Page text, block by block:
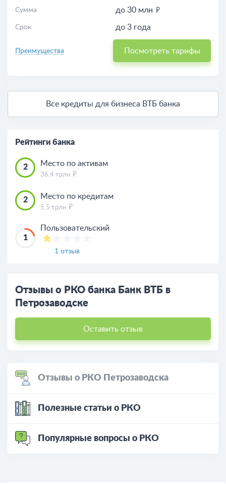
Сумма до 30 млн
Срок до 3 года
Преимущества Посмотреть тарифы
Все кредиты для бизнеса ВТБ банка
Рейтинги банка
2 Место по активам
36.4 трлн
2 Место по кредитам
5.5 трлн
1
Пользовательский
1 отзыв
Отзывы о РКО банка Банк ВТБ в
Петрозаводске
Оставить отзыв
Отзывы о РКО Петрозаводска
Полезные статьи о РКО
Популярные вопросы о РКО